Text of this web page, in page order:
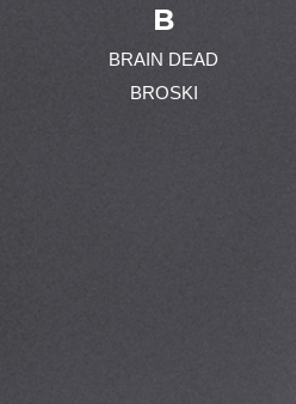
B
BRAIN DEAD
BROSKI